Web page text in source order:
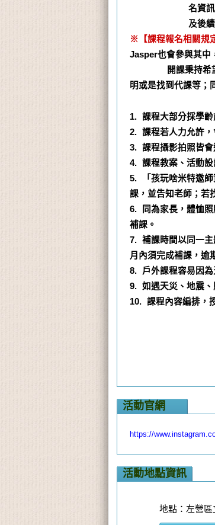
名資訊回傳至
及後續作
※【課程報名相關規
Jasper也會參與其中
開課秉持希望家長
明或是找到代課等；
1. 課程大部分採學齡
2. 課程若人力允許，
3. 課程攝影拍照皆會
4. 課程教案、活動設
5. 「孩玩啥米特邀師
課，並告知老師；若
6. 同為家長，體恤照
補課。
7. 補課時間以同一主
月內須完成補課，逾
8. 戶外課程容易因為
9. 如遇天災、地震、
10. 課程內容編排，
活動官網
https://
活動地點資訊
地點：左營